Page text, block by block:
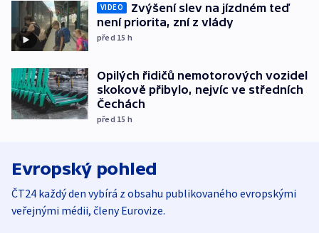
VIDEO
Zvýšení slev na jízdném teď
není priorita, zní z vlády
před 15 h
Opilých řidičů nemotorových vozidel
skokově přibylo, nejvíc ve středních
Čechách
před 15 h
Evropský pohled
ČT24 každý den vybírá z obsahu publikovaného evropskými
veřejnými médii, členy Eurovize.